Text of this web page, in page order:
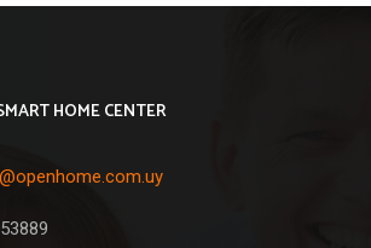
HOME CENTER